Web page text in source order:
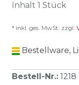
Inhalt 1 Stück
* inkl. ges. MwSt. zzgl.
Bestellware,
Bestell-Nr.: 1218